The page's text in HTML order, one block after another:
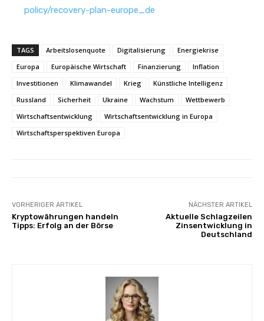
policy/recovery-plan-europe_de
TAGS Arbeitslosenquote Digitalisierung
Energiekrise
Europa
Europäische Wirtschaft Finanzierung
Inflation
Investitionen
Klimawandel Krieg
Künstliche Intelligenz
Russland
Sicherheit Ukraine Wachstum
Wettbewerb
Wirtschaftsentwicklung
Wirtschaftsentwicklung in Europa
Wirtschaftsperspektiven Europa
VORHERIGER ARTIKEL
Kryptowährungen handeln
Tipps: Erfolg an der Börse
NÄCHSTER ARTIKEL
Aktuelle Schlagzeilen
Zinsentwicklung in
Deutschland